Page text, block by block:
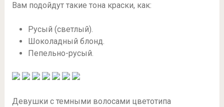
Вам подойдут такие тона краски, как:
Русый (светлый).
Шоколадный блонд.
Пепельно-русый.
Девушки с темными волосами цветотипа